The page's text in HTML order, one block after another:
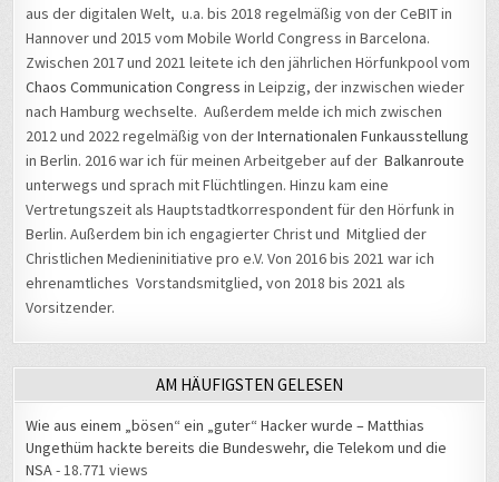
aus der digitalen Welt, u.a. bis 2018 regelmäßig von der CeBIT in
Hannover und 2015 vom Mobile World Congress in Barcelona.
Zwischen 2017 und 2021 leitete ich den jährlichen Hörfunkpool vom
Chaos Communication Congress in Leipzig, der inzwischen wieder
nach Hamburg wechselte. Außerdem melde ich mich zwischen
2012 und 2022 regelmäßig von derInternationalen Funkausstellung
in Berlin. 2016 war ich für meinen Arbeitgeber auf derBalkanroute
unterwegs und sprach mit Flüchtlingen. Hinzu kam eine
Vertretungszeit als Hauptstadtkorrespondent für den Hörfunk in
Berlin. Außerdem bin ich engagierter Christ und Mitglied der
Christlichen Medieninitiative pro e.V. Von 2016 bis 2021 war ich
ehrenamtliches Vorstandsmitglied, von 2018 bis 2021 als
Vorsitzender.
AM HÄUFIGSTEN GELESEN
Wie aus einem „bösen“ ein „guter“ Hacker wurde – Matthias
Ungethüm hackte bereits die Bundeswehr, die Telekom und die
NSA- 18.771 views